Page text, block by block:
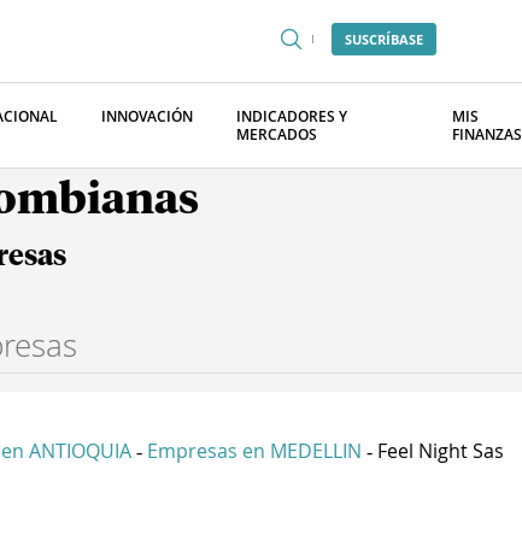
SUSCRÍBASE
INNOVACIÓN
INDICADORES Y
MERCADOS
MIS
FINANZAS
ANTIOQUIA - Empresas en MEDELLIN - Feel Night Sas